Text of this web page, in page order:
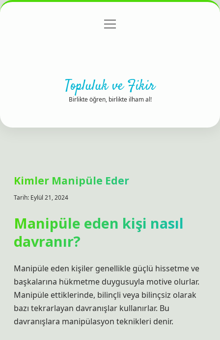
Gizlilik Politikası
menüyü
Topluluk ve Fikir
Birlikte öğren, birlikte ilham al!
Kimler Manipüle Eder
Tarih: Eylül 21, 2024
Manipüle eden kişi nasıl
davranır?
Manipüle eden kişiler genellikle güçlü hissetme ve
başkalarına hükmetme duygusuyla motive olurlar.
Manipüle ettiklerinde, bilinçli veya bilinçsiz olarak
bazı tekrarlayan davranışlar kullanırlar. Bu
davranışlara manipülasyon teknikleri denir.